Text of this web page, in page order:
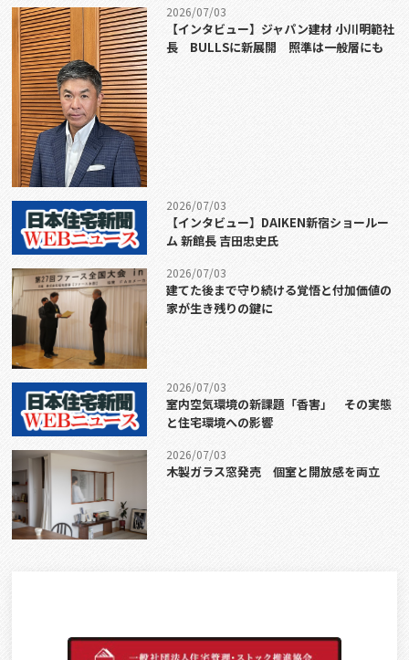
2026/07/03
【インタビュー】ジャパン建材 小川明範社
長 BULLSに新展開 照準は一般層にも
2026/07/03
【インタビュー】DAIKEN新宿ショールー
ム 新館長 吉田忠史氏
2026/07/03
建てた後まで守り続ける覚悟と付加価値の
家が生き残りの鍵に
2026/07/03
室内空気環境の新課題「香害」 その実態
と住宅環境への影響
2026/07/03
木製ガラス窓発売 個室と開放感を両立